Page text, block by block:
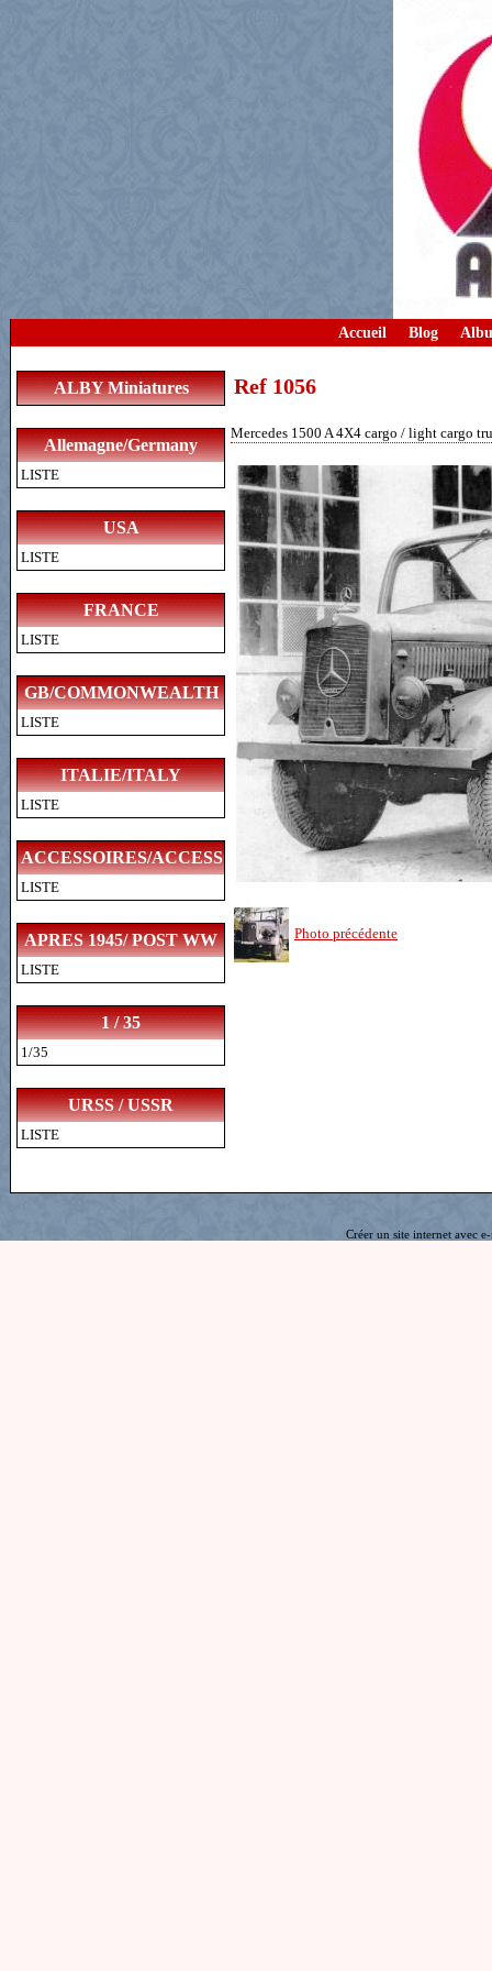
Accueil Blog
ALBY Miniatures
Allemagne/Germany
LISTE
USA
LISTE
FRANCE
LISTE
GB/COMMONWEALTH
LISTE
ITALIE/ITALY
LISTE
ACCESSOIRES/ACCESSORIES
LISTE
APRES 1945/ POST WW
LISTE
1 / 35
1/35
URSS / USSR
LISTE
Ref 1056
Mercedes 1500 A 4X4 cargo / light cargo
Photo précédente
Créer un site internet avec